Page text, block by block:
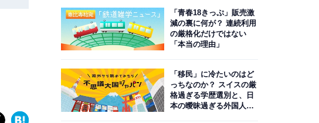
「青春18きっぷ」販売激
減の裏に何が？ 連続利用
の厳格化だけではない
「本当の理由」
「移民」に冷たいのはど
っちなのか？ スイスの厳
格過ぎる学歴選別と、日
本の曖昧過ぎる外国人政